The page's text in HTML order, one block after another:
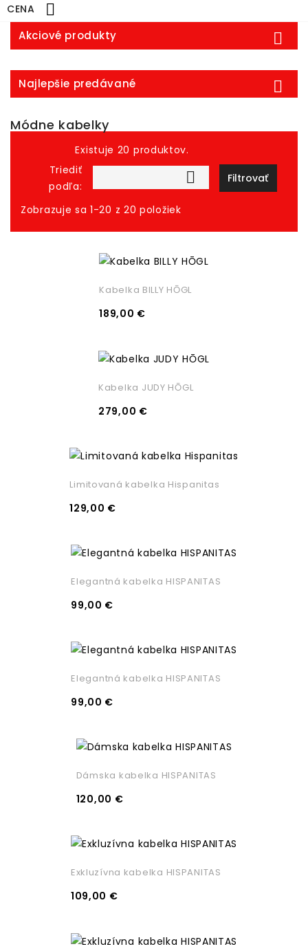
CENA

Akciové produkty 
Najlepšie predávané 
Módne kabelky
Existuje 20 produktov.
Triediť
podľa:
 Filtrovať
Zobrazuje sa 1-20 z 20 položiek
Kabelka BILLY HŌGL
189,00 €
Kabelka JUDY HŌGL
279,00 €
Limitovaná kabelka Hispanitas
129,00 €
Elegantná kabelka HISPANITAS
99,00 €
Elegantná kabelka HISPANITAS
99,00 €
Dámska kabelka HISPANITAS
120,00 €
Exkluzívna kabelka HISPANITAS
109,00 €